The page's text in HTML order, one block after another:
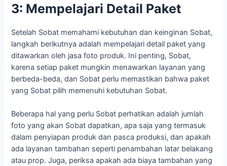
3: Mempelajari Detail Paket
Setelah Sobat memahami kebutuhan dan keinginan Sobat,
langkah berikutnya adalah mempelajari detail paket yang
ditawarkan oleh jasa foto produk. Ini penting, Sobat,
karena setiap paket mungkin menawarkan layanan yang
berbeda-beda, dan Sobat perlu memastikan bahwa paket
yang Sobat pilih memenuhi kebutuhan Sobat.
Beberapa hal yang perlu Sobat perhatikan adalah jumlah
foto yang akan Sobat dapatkan, apa saja yang termasuk
dalam penyiapan produk dan pasca produksi, dan apakah
ada layanan tambahan seperti penambahan latar belakang
atau prop. Juga, periksa apakah ada biaya tambahan yang